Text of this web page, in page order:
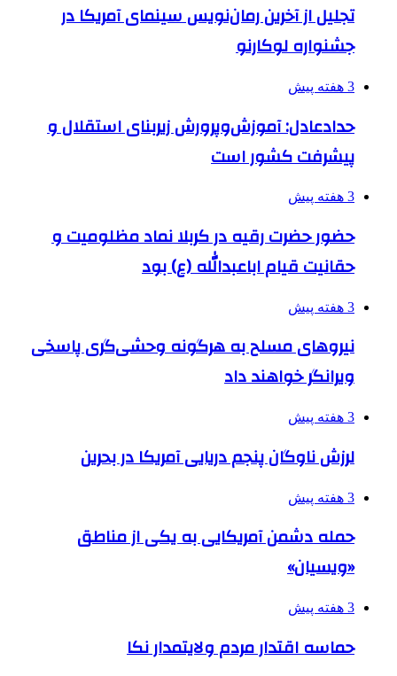
تجلیل از آخرین رمان‌نویس سینمای آمریکا در
جشنواره لوکارنو
3 هفته پیش
حدادعادل: آموزش‌وپرورش زیربنای استقلال و
پیشرفت کشور است
3 هفته پیش
حضور حضرت رقیه در کربلا نماد مظلومیت و
حقانیت قیام اباعبدالله (ع) بود
3 هفته پیش
نیروهای مسلح به هرگونه وحشی‌گری پاسخی
ویرانگر خواهند داد
3 هفته پیش
لرزش ناوگان پنجم دریایی آمریکا در بحرین
3 هفته پیش
حمله دشمن آمریکایی به یکی از مناطق
«ویسیان»
3 هفته پیش
حماسه اقتدار مردم ولایتمدار نکا